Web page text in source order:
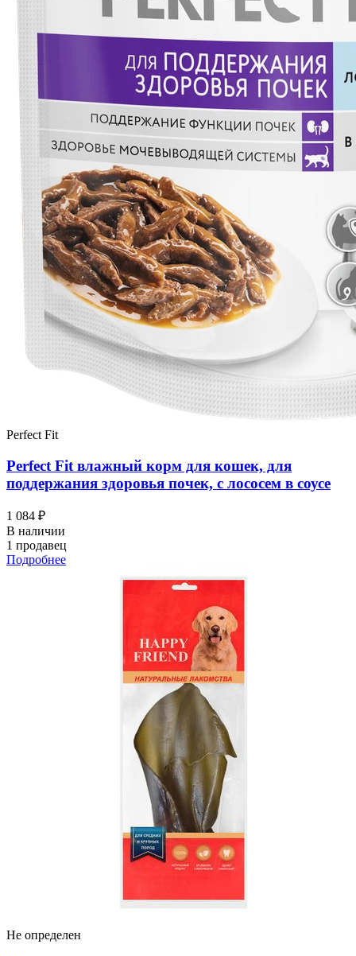
Perfect Fit
Perfect Fit влажный корм для кошек, для
поддержания здоровья почек, с лососем в соусе
1 084 ₽
В наличии
1 продавец
Подробнее
Не определен